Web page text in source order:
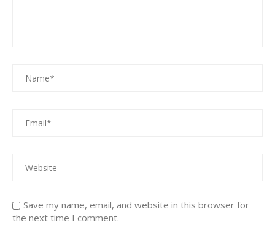
Save my name, email, and website in this browser for
the next time I comment.